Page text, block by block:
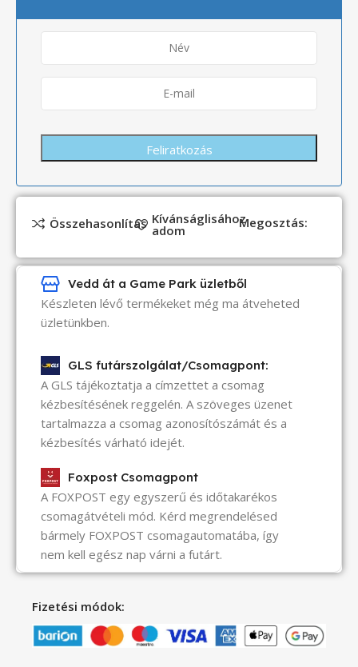
Összehasonlítás Kívánságlisához
adom Megosztás:
Vedd át a Game Park üzletből
Készleten lévő termékeket még ma átveheted
üzletünkben.
GLS futárszolgálat/Csomagpont:
A GLS tájékoztatja a címzettet a csomag
kézbesítésének reggelén. A szöveges üzenet
tartalmazza a csomag azonosítószámát és a
kézbesítés várható idejét.
Foxpost Csomagpont
A FOXPOST egy egyszerű és időtakarékos
csomagátvételi mód. Kérd megrendelésed
bármely FOXPOST csomagautomatába, így
nem kell egész nap várni a futárt.
Fizetési módok: